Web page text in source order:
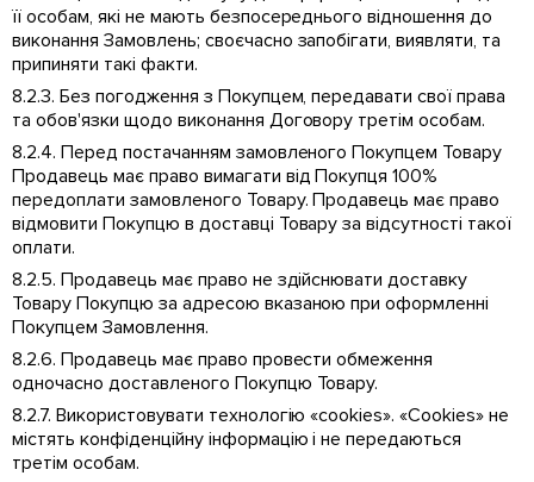
її особам, які не мають безпосереднього відношення до
виконання Замовлень; своєчасно запобігати, виявляти, та
припиняти такі факти.
8.2.3. Без погодження з Покупцем, передавати свої права
та обов'язки щодо виконання Договору третім особам.
8.2.4. Перед постачанням замовленого Покупцем Товару
Продавець має право вимагати від Покупця 100%
передоплати замовленого Товару. Продавець має право
відмовити Покупцю в доставці Товару за відсутності такої
оплати.
8.2.5. Продавець має право не здійснювати доставку
Товару Покупцю за адресою вказаною при оформленні
Покупцем Замовлення.
8.2.6. Продавець має право провести обмеження
одночасно доставленого Покупцю Товару.
8.2.7. Використовувати технологію «cookies». «Cookies» не
містять конфіденційну інформацію і не передаються
третім особам.